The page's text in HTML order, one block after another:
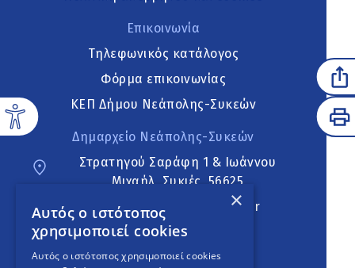
Επικοινωνία
Τηλεφωνικός κατάλογος
Φόρμα επικοινωνίας
ΚΕΠ Δήμου Νεάπολης-Συκεών
Δημαρχείο Νεάπολης-Συκεών
Στρατηγού Σαράφη 1 & Ιωάννου
Μιχαήλ, Συκιές, 56625
neapoli.sykies@ddt.gov.gr
Ακολουθήστε
×
Αυτός ο ιστότοπος
χρησιμοποιεί cookies
Αυτός ο ιστότοπος χρησιμοποιεί cookies